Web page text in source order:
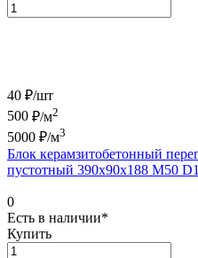
40 ₽/шт
500 ₽/м2
5000 ₽/м3
Блок керамзитобетонный
пустотный 390х90х188 М50
0
Есть в наличии*
Купить